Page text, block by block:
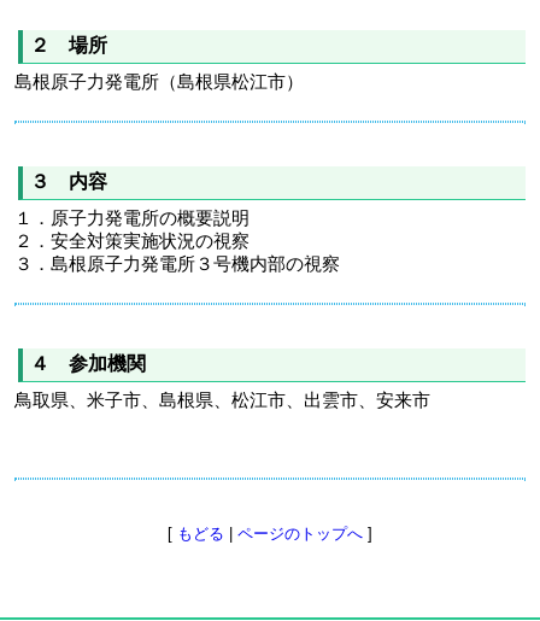
２ 場所
島根原子力発電所（島根県松江市）
３ 内容
１．原子力発電所の概要説明
２．安全対策実施状況の視察
３．島根原子力発電所３号機内部の視察
４ 参加機関
鳥取県、米子市、島根県、松江市、出雲市、安来市
[ もどる ページのトップへ ]